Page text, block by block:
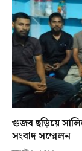
গুজব ছড়িয়ে
সংবাদ সম্মেলন